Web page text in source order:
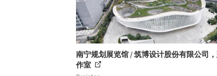
南宁规划展览馆 / 筑博设计股份有限公司
作室